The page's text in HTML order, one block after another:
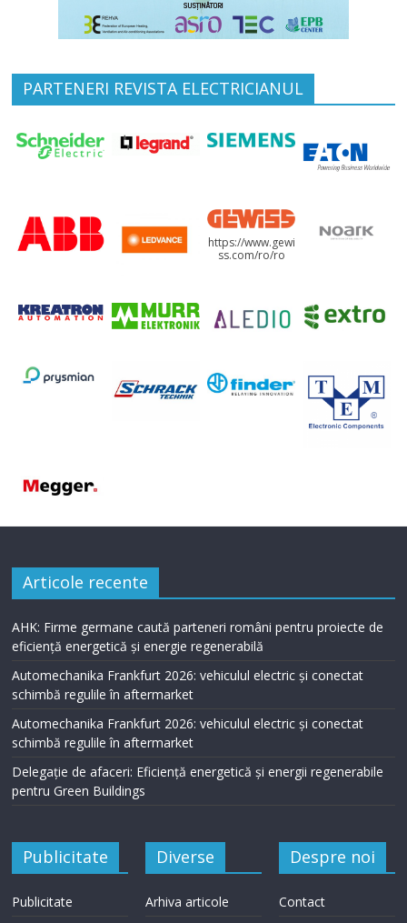
PARTENERI REVISTA ELECTRICIANUL
https://www.gewi
ss.com/ro/ro
Articole recente
AHK: Firme germane caută parteneri români pentru proiecte de
eficiență energetică și energie regenerabilă
Automechanika Frankfurt 2026: vehiculul electric și conectat
schimbă regulile în aftermarket
Automechanika Frankfurt 2026: vehiculul electric și conectat
schimbă regulile în aftermarket
Delegație de afaceri: Eficiență energetică și energii regenerabile
pentru Green Buildings
Publicitate
Publicitate
Diverse
Arhiva articole
Despre noi
Contact